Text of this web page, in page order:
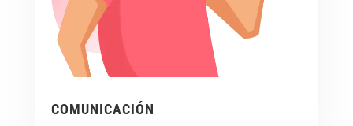
COMUNICACIÓN